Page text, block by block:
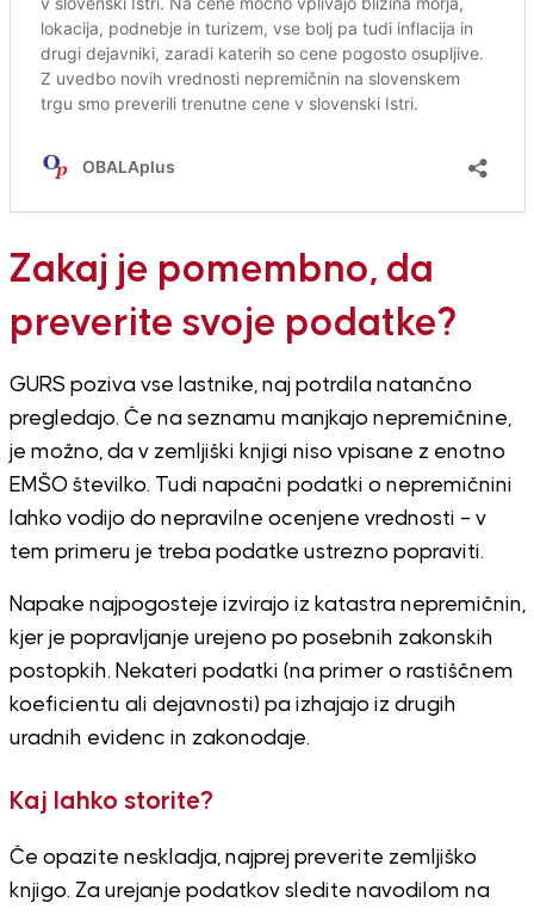
Zakaj je pomembno, da
preverite svoje podatke?
GURS poziva vse lastnike, naj potrdila natančno
pregledajo. Če na seznamu manjkajo nepremičnine,
je možno, da v zemljiški knjigi niso vpisane z enotno
EMŠO številko. Tudi napačni podatki o nepremičnini
lahko vodijo do nepravilne ocenjene vrednosti – v
tem primeru je treba podatke ustrezno popraviti.
Napake najpogosteje izvirajo iz katastra nepremičnin,
kjer je popravljanje urejeno po posebnih zakonskih
postopkih. Nekateri podatki (na primer o rastiščnem
koeficientu ali dejavnosti) pa izhajajo iz drugih
uradnih evidenc in zakonodaje.
Kaj lahko storite?
Če opazite neskladja, najprej preverite zemljiško
knjigo. Za urejanje podatkov sledite navodilom na